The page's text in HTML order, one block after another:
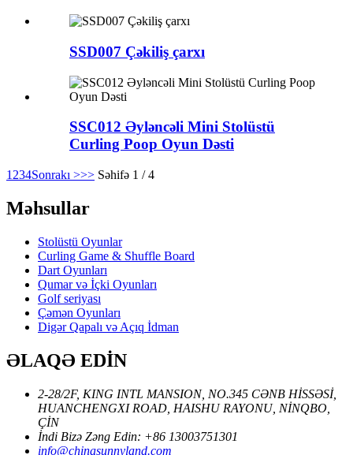
SSD007 Çəkiliş çarxı
SSC012 Əyləncəli Mini Stolüstü
Curling Poop Oyun Dəsti
1 234Sonrakı >>> Səhifə 1 / 4
Məhsullar
Stolüstü Oyunlar
Curling Game & Shuffle Board
Dart Oyunları
Qumar və İçki Oyunları
Golf seriyası
Çəmən Oyunları
Digər Qapalı və Açıq İdman
ƏLAQƏ EDİN
2-28/2F, KING INTL MANSION, NO.345 CƏNB HİSSƏSİ,
HUANCHENGXI ROAD, HAISHU RAYONU, NİNQBO,
ÇİN
İndi Bizə Zəng Edin: +86 13003751301
info@chinasunnyland.com